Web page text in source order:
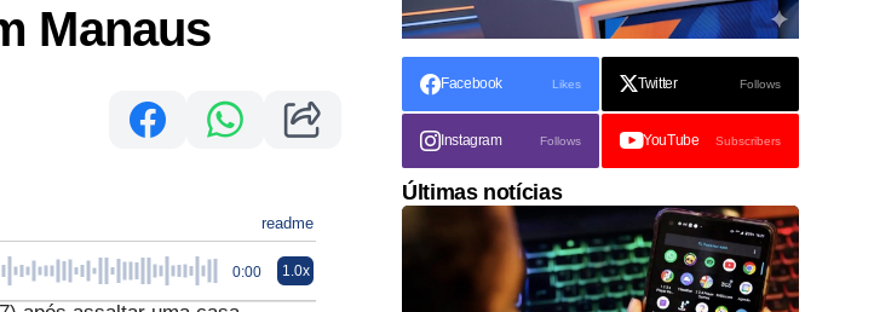
Manaus
readme
0:00 1.0x
Facebook Likes Twitter Follows
Instagram Follows YouTube Subscribers
Últimas notícias